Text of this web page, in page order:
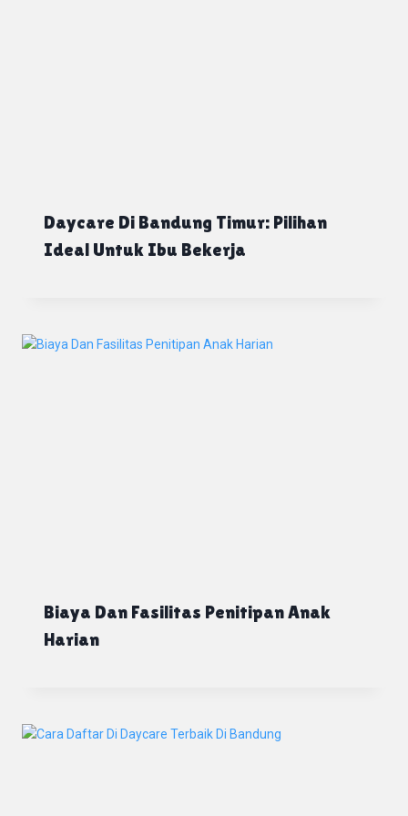
Daycare Di Bandung Timur: Pilihan
Ideal Untuk Ibu Bekerja
Biaya Dan Fasilitas Penitipan Anak
Harian